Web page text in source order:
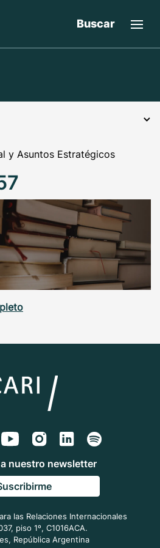
Buscar
y Asuntos Estratégicos
las Relaciones Internacionales
piso 1º, C1016ACA.
República Argentina
nuestro newsletter